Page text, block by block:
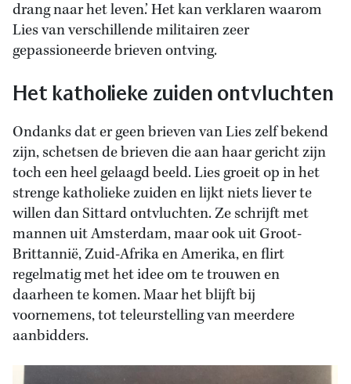
drang naar het leven.’ Het kan verklaren waarom
Lies van verschillende militairen zeer
gepassioneerde brieven ontving.
Het katholieke zuiden ontvluchten
Ondanks dat er geen brieven van Lies zelf bekend
zijn, schetsen de brieven die aan haar gericht zijn
toch een heel gelaagd beeld. Lies groeit op in het
strenge katholieke zuiden en lijkt niets liever te
willen dan Sittard ontvluchten. Ze schrijft met
mannen uit Amsterdam, maar ook uit Groot-
Brittannië, Zuid-Afrika en Amerika, en flirt
regelmatig met het idee om te trouwen en
daarheen te komen. Maar het blijft bij
voornemens, tot teleurstelling van meerdere
aanbidders.